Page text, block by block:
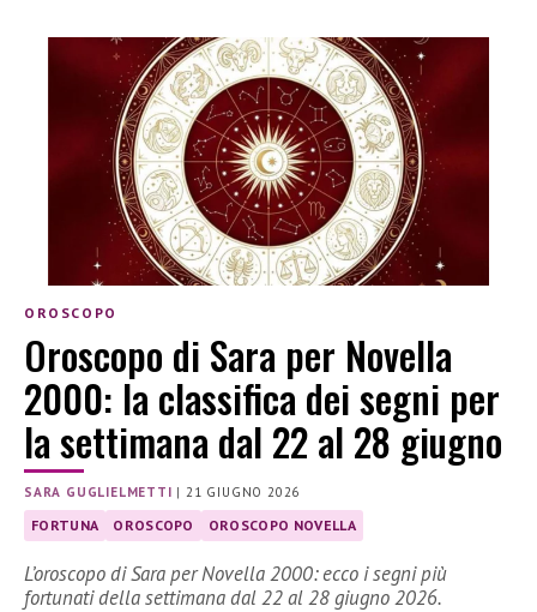
OROSCOPO
Oroscopo di Sara per Novella
2000: la classifica dei segni per
la settimana dal 22 al 28 giugno
SARA GUGLIELMETTI |21 GIUGNO 2026
FORTUNA OROSCOPO OROSCOPO NOVELLA
L’oroscopo di Sara per Novella 2000: ecco i segni più
fortunati della settimana dal 22 al 28 giugno 2026.